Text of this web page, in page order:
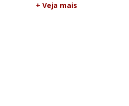
+ Veja mais